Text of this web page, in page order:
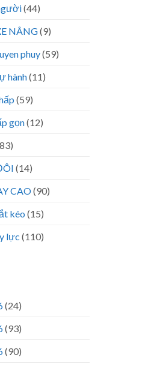
(44)
NÂNG(9)
phuy(59)
hành(11)
(59)
gọn(12)
(14)
CAO(90)
kéo (15)
lực (110)
(24)
(93)
(90)